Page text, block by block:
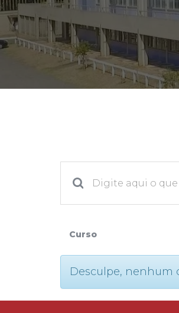
Vestibular
2ª
Reingresso
Curso
Desculpe, nenhum